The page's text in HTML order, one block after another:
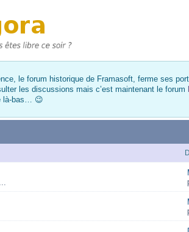
le forum historique de Framasoft, ferme ses
les discussions mais c’est maintenant le forum
là-bas… 😉